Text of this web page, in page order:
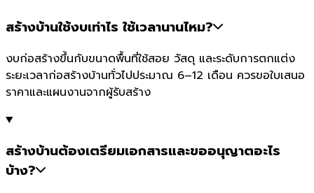
สร้างบ้านใช้งบเท่าไร ใช้เวลานานไหม?
งบก่อสร้างขึ้นกับขนาดพื้นที่ใช้สอย วัสดุ และระดับการตกแต่ง
ระยะเวลาก่อสร้างบ้านทั่วไปประมาณ 6–12 เดือน ควรขอใบเสนอ
ราคาและแผนงานจากผู้รับสร้าง
สร้างบ้านต้องเตรียมเอกสารและขออนุญาตอะไร
บ้าง?